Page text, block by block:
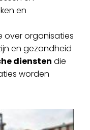
en
over organisaties
en gezondheid
diensten die
worden